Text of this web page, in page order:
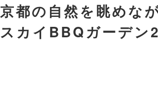
京都の自然を眺めな
スカイBBQガーデン